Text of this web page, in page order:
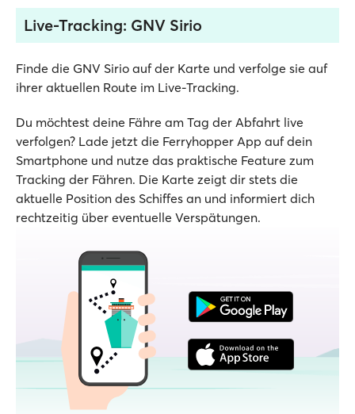
Live-Tracking: GNV Sirio
Finde die GNV Sirio auf der Karte und verfolge sie auf
ihrer aktuellen Route im Live-Tracking.
Du möchtest deine Fähre am Tag der Abfahrt live
verfolgen? Lade jetzt die Ferryhopper App auf dein
Smartphone und nutze das praktische Feature zum
Tracking der Fähren. Die Karte zeigt dir stets die
aktuelle Position des Schiffes an und informiert dich
rechtzeitig über eventuelle Verspätungen.